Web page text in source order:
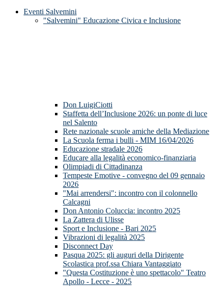
Eventi Salvemini
"Salvemini" Educazione Civica e Inclusione
Don LuigiCiotti
Staffetta dell’Inclusione 2026: un ponte di luce
nel Salento
Rete nazionale scuole amiche della Mediazione
La Scuola ferma i bulli - MIM 16/04/2026
Educazione stradale 2026
Educare alla legalità economico-finanziaria
Olimpiadi di Cittadinanza
Tempeste Emotive - convegno del 09 gennaio
2026
"Mai arrendersi": incontro con il colonnello
Calcagni
Don Antonio Coluccia: incontro 2025
La Zattera di Ulisse
Sport e Inclusione - Bari 2025
Vibrazioni di legalità 2025
Disconnect Day
Pasqua 2025: gli auguri della Dirigente
Scolastica prof.ssa Chiara Vantaggiato
"Questa Costituzione è uno spettacolo" Teatro
Apollo - Lecce - 2025